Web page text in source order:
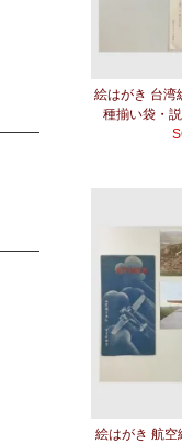
絵はがき 台湾
種揃い袋・
絵はがき 航空